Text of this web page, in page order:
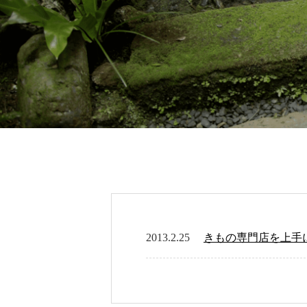
2013.2.25 きもの専門店を上手